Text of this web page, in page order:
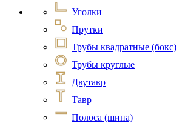
Уголки
Прутки
Трубы квадратные (бокс)
Трубы круглые
Двутавр
Тавр
Полоса (шина)